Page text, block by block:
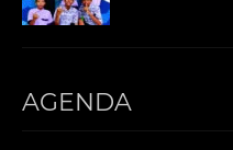
AGENDA